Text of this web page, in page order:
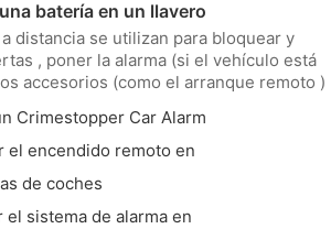
batería en un llavero
distancia se utilizan para bloquear y
, poner la alarma (si el vehículo está
accesorios (como el arranque remoto )
necesitará Phillips pequeño destornil
Crimestopper Car Alarm
el encendido remoto en
de coches
el sistema de alarma en